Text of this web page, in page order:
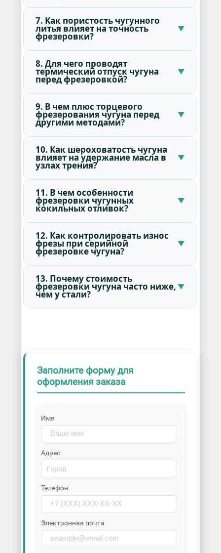
7. Как пористость чугунного
литья влияет на точность
фрезеровки?
8. Для чего проводят
термический отпуск чугуна
перед фрезеровкой?
9. В чем плюс торцевого
фрезерования чугуна перед
другими методами?
10. Как шероховатость чугуна
влияет на удержание масла в
узлах трения?
11. В чем особенности
фрезеровки чугунных
кокильных отливок?
12. Как контролировать износ
фрезы при серийной
фрезеровке чугуна?
13. Почему стоимость
фрезеровки чугуна часто ниже,
чем у стали?
Заполните форму для
оформления заказа
Имя
Адрес
Телефон
Электронная почта